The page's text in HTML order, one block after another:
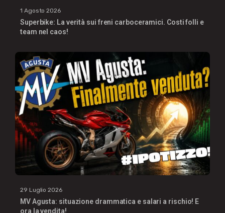
1 Agosto 2026
Superbike: La verità sui freni carboceramici. Costi folli e
team nel caos!
29 Luglio 2026
MV Agusta: situazione drammatica e salari a rischio! E
ora la vendita!